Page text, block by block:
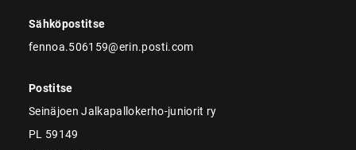
Sähköpostitse
fennoa.506159@erin.posti.com
Postitse
Seinäjoen Jalkapallokerho-juniorit ry
PL 59149